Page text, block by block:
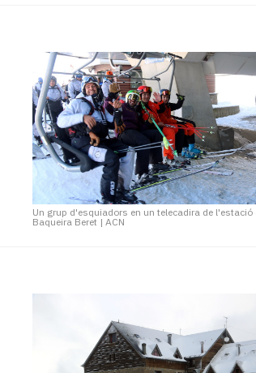
Un grup d'esquiadors en un telecadira de l'estació
Baqueira Beret |ACN